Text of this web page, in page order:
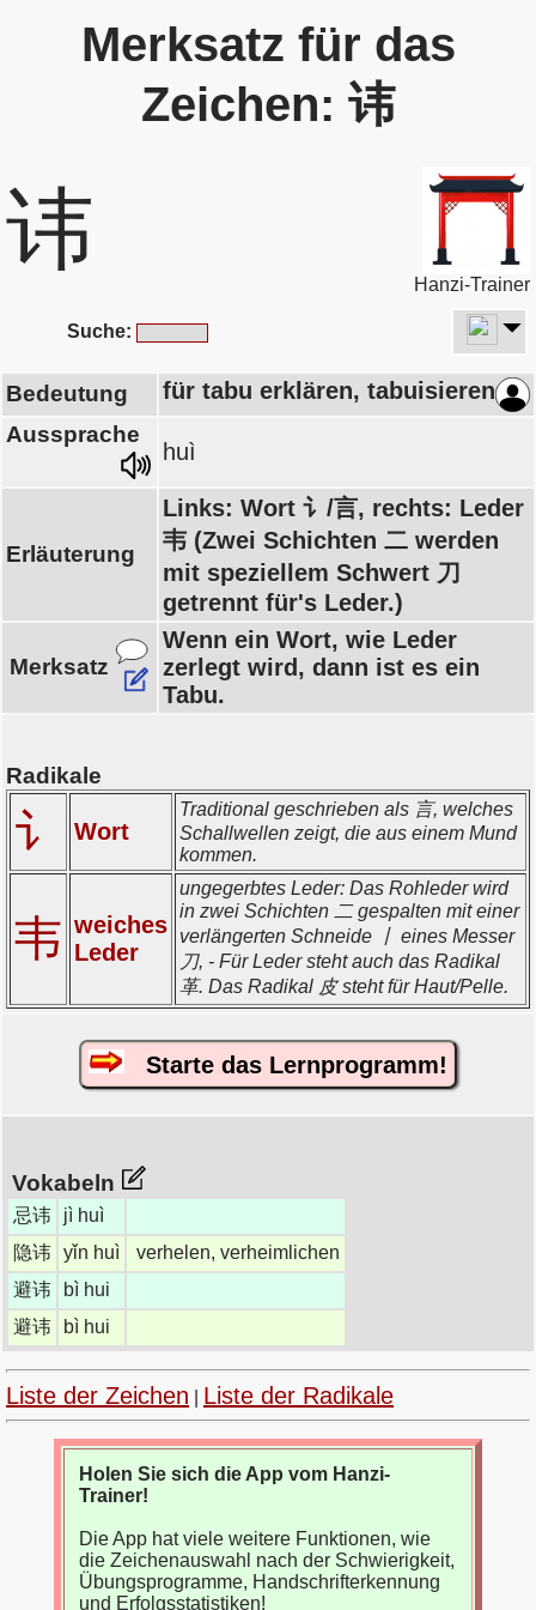
Merksatz für das
Zeichen: 讳
讳
Hanzi-Trainer
Suche:
Bedeutung für tabu erklären, tabuisieren
Aussprache
huì
Erläuterung
Links: Wort 讠/言, rechts: Leder
韦 (Zwei Schichten 二 werden
mit speziellem Schwert 刀
getrennt für's Leder.)
Merksatz
Wenn ein Wort, wie Leder
zerlegt wird, dann ist es ein
Tabu.
Radikale
讠 Wort
Traditional geschrieben als 言, welches
Schallwellen zeigt, die aus einem Mund
kommen.
韦 weiches
Leder
ungegerbtes Leder: Das Rohleder wird
in zwei Schichten 二 gespalten mit einer
verlängerten Schneide 丨 eines Messer
刀, - Für Leder steht auch das Radikal
革. Das Radikal 皮 steht für Haut/Pelle.
Starte das Lernprogramm!
Vokabeln
忌讳
jì huì
隐讳 yǐn huì
verhelen, verheimlichen
避讳
bì hui
避讳
bì hui
Liste der Zeichen Liste der Radikale
Holen Sie sich die App vom Hanzi-
Trainer!
Die App hat viele weitere Funktionen, wie
die Zeichenauswahl nach der Schwierigkeit,
Übungsprogramme, Handschrifterkennung
und Erfolgsstatistiken!